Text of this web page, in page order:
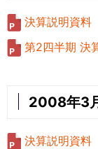
決算説明資料
第2四半期 決
2008年3
決算説明資料